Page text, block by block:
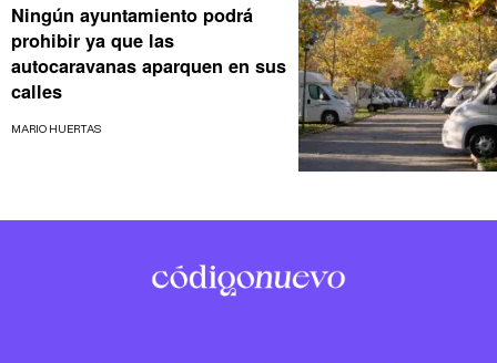
Ningún ayuntamiento podrá
prohibir ya que las
autocaravanas aparquen en sus
calles
MARIO HUERTAS